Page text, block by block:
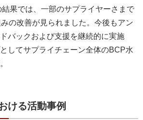
果では、一部のサプライヤーさまで
の改善が見られました。今後もアン
バックおよび支援を継続的に実施
してサプライチェーン全体のBCP水
ける活動事例